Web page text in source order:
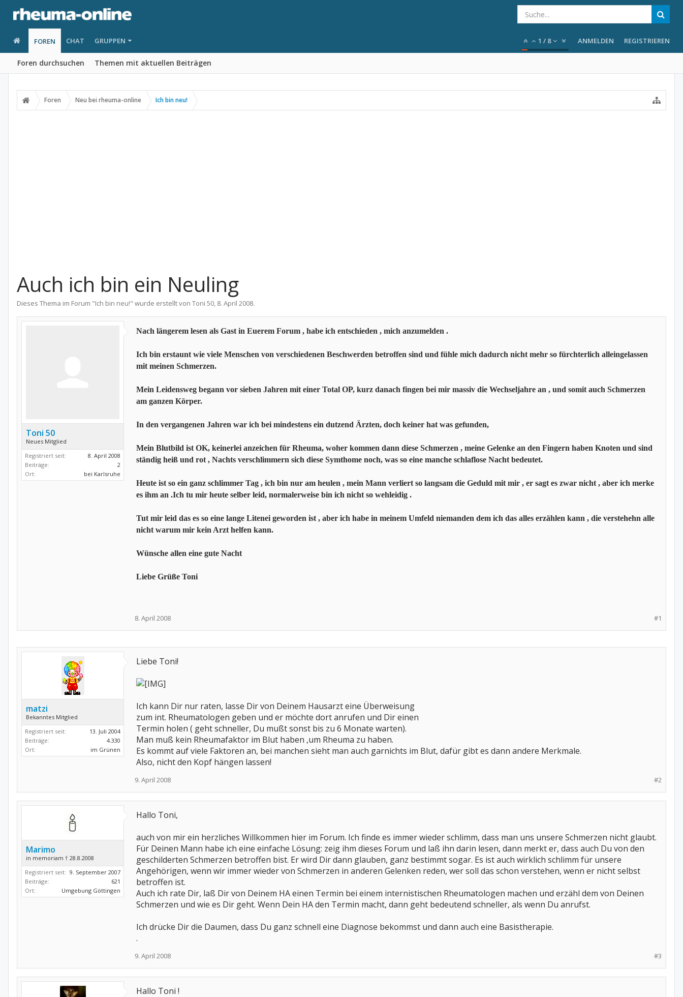
FOREN
Foren durchsuchen Themen mit aktuellen Beiträgen
CHAT GRUPPEN 1 / 8 ANMELDEN REGISTRIEREN
Foren Neu bei rheuma-online Ich bin neu!
Auch ich bin ein Neuling
Dieses Thema im Forum "Ich bin neu!" wurde erstellt von Toni 50, 8. April 2008.
Toni 50
Neues Mitglied
Registriert seit:
8. April 2008
Beiträge:
2
Ort:
bei Karlsruhe
Nach längerem lesen als Gast in Euerem Forum , habe ich entschieden , mich anzumelden .
Ich bin erstaunt wie viele Menschen von verschiedenen Beschwerden betroffen sind und fühle mich dadurch nicht mehr so fürchterlich alleingelassen
mit meinen Schmerzen.
Mein Leidensweg begann vor sieben Jahren mit einer Total OP, kurz danach fingen bei mir massiv die Wechseljahre an , und somit auch Schmerzen
am ganzen Körper.
In den vergangenen Jahren war ich bei mindestens ein dutzend Ärzten, doch keiner hat was gefunden,
Mein Blutbild ist OK, keinerlei anzeichen für Rheuma, woher kommen dann diese Schmerzen , meine Gelenke an den Fingern haben Knoten und sind
ständig heiß und rot , Nachts verschlimmern sich diese Symthome noch, was so eine manche schlaflose Nacht bedeutet.
Heute ist so ein ganz schlimmer Tag , ich bin nur am heulen , mein Mann verliert so langsam die Geduld mit mir , er sagt es zwar nicht , aber ich merke
es ihm an .Ich tu mir heute selber leid, normalerweise bin ich nicht so wehleidig .
Tut mir leid das es so eine lange Litenei geworden ist , aber ich habe in meinem Umfeld niemanden dem ich das alles erzählen kann , die verstehehn alle
nicht warum mir kein Arzt helfen kann.
Wünsche allen eine gute Nacht
Liebe Grüße Toni
#1
8. April 2008
matzi
Bekanntes Mitglied
Registriert seit:
13. Juli 2004
Beiträge:
4.330
Ort:
im Grünen
Liebe Toni!
Ich kann Dir nur raten, lasse Dir von Deinem Hausarzt eine Überweisung
zum int. Rheumatologen geben und er möchte dort anrufen und Dir einen
Termin holen ( geht schneller, Du mußt sonst bis zu 6 Monate warten).
Man muß kein Rheumafaktor im Blut haben ,um Rheuma zu haben.
Es kommt auf viele Faktoren an, bei manchen sieht man auch garnichts im Blut, dafür gibt es dann andere Merkmale.
Also, nicht den Kopf hängen lassen!
#2
9. April 2008
Marimo
in memoriam † 28.8.2008
Registriert seit: 9. September 2007
Beiträge:
621
Ort:
Umgebung Göttingen
Hallo Toni,
auch von mir ein herzliches Willkommen hier im Forum. Ich finde es immer wieder schlimm, dass man uns unsere Schmerzen nicht glaubt.
Für Deinen Mann habe ich eine einfache Lösung: zeig ihm dieses Forum und laß ihn darin lesen, dann merkt er, dass auch Du von den
geschilderten Schmerzen betroffen bist. Er wird Dir dann glauben, ganz bestimmt sogar. Es ist auch wirklich schlimm für unsere
Angehörigen, wenn wir immer wieder von Schmerzen in anderen Gelenken reden, wer soll das schon verstehen, wenn er nicht selbst
betroffen ist.
Auch ich rate Dir, laß Dir von Deinem HA einen Termin bei einem internistischen Rheumatologen machen und erzähl dem von Deinen
Schmerzen und wie es Dir geht. Wenn Dein HA den Termin macht, dann geht bedeutend schneller, als wenn Du anrufst.
Ich drücke Dir die Daumen, dass Du ganz schnell eine Diagnose bekommst und dann auch eine Basistherapie.
.
#3
9. April 2008
Hallo Toni !